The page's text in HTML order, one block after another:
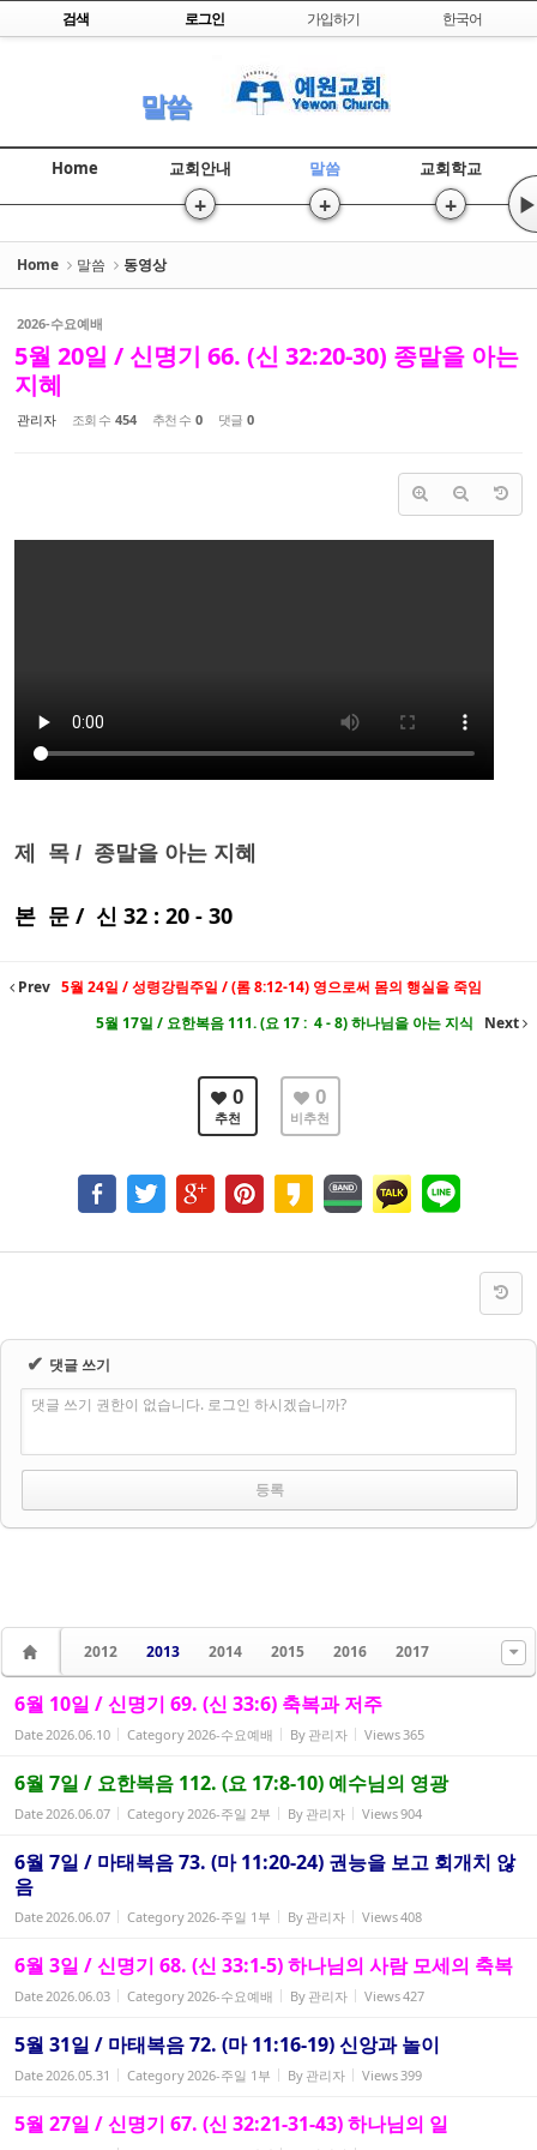
Skip to content
검색 로그인 가입하기 한국어
말씀
Home 교회안내
+
말씀
+
교회학교
+ ▶
Home 말씀 동영상
2026-수요예배
5월 20일 / 신명기 66. (신 32:20-30) 종말을 아는
지혜
관리자 조회 수 454 추천 수 0 댓글 0
제 목 / 종말을 아는 지혜
본 문 / 신 32 : 20 - 30
Prev 5월 24일 / 성령강림주일 / (롬 8:12-14) 영으로써 몸의 행실을 죽임
5월 17일 / 요한복음 111. (요 17 : 4 - 8) 하나님을 아는 지식
Next
0
추천
0
비추천
✔ 댓글 쓰기
댓글 쓰기 권한이 없습니다. 로그인 하시겠습니까?
2012 2013 2014 2015 2016 2017
6월 10일 / 신명기 69. (신 33:6) 축복과 저주
Date2026.06.10 Category2026-수요예배 By 관리자 Views365
6월 7일 / 요한복음 112. (요 17:8-10) 예수님의 영광
Date2026.06.07 Category2026-주일 2부 By 관리자 Views904
6월 7일 / 마태복음 73. (마 11:20-24) 권능을 보고 회개치 않
음
Date2026.06.07 Category2026-주일 1부 By 관리자 Views408
6월 3일 / 신명기 68. (신 33:1-5) 하나님의 사람 모세의 축복
Date2026.06.03 Category2026-수요예배 By 관리자 Views427
5월 31일 / 마태복음 72. (마 11:16-19) 신앙과 놀이
Date2026.05.31 Category2026-주일 1부 By 관리자 Views399
5월 27일 / 신명기 67. (신 32:21-31-43) 하나님의 일
Sketchbook5, 스케치북5
Sketchbook5, 스케치북5